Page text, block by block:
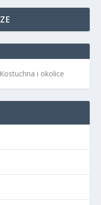
i okolice